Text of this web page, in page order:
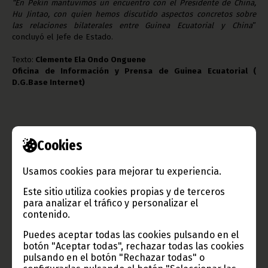
Cookies
Usamos cookies para mejorar tu experiencia.
Este sitio utiliza cookies propias y de terceros
para analizar el tráfico y personalizar el
contenido.
Puedes aceptar todas las cookies pulsando en el
botón "Aceptar todas", rechazar todas las cookies
pulsando en el botón "Rechazar todas" o
“En Pekín mantuvimos un encuentro con el Presidente de China,
Hu Jintao, con quien hemos discutido aspectos concretos sobre
las relaciones bilaterales entre Guinea Ecuatorial y China”
concluyó el Jefe de Estado.
Texto: Clemente Ela Ondo Onguene
Oficina de Información y Prensa de Guinea Ecuatorial (
D.G.Base Internet)
Gobierno e Instituciones
Información de Guinea Ecuatorial